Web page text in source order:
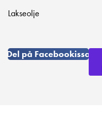
Lakseolje
Del på Facebookissa